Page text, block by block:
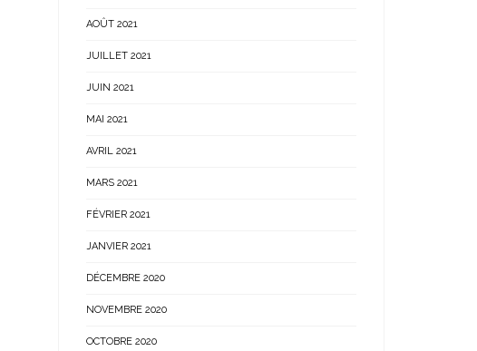
AOÛT 2021
JUILLET 2021
JUIN 2021
MAI 2021
AVRIL 2021
MARS 2021
FÉVRIER 2021
JANVIER 2021
DÉCEMBRE 2020
NOVEMBRE 2020
OCTOBRE 2020